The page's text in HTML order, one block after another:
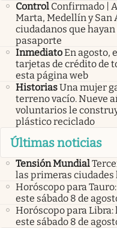
Control Confirmado |
Marta, Medellín y San
ciudadanos que
pasaporte
InmediatoEn agosto,
tarjetas de crédito de
esta página web
HistoriasUna mujer
terreno vacío. Nueve
voluntarios le
plástico reciclado
Últimas noticias
Tensión Mundial
las primeras ciudades
Horóscopo para
este sábado 8 de
Horóscopo para
este sábado 8 de